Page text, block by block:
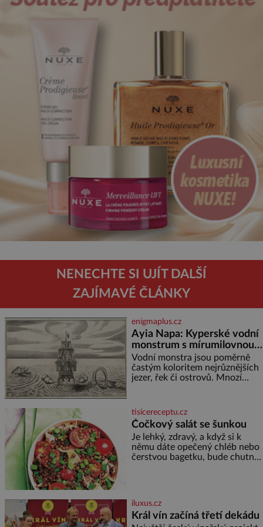
NENECHTE SI UJÍT DALŠÍ
ZAJÍMAVÉ ČLÁNKY
enigmaplus.cz
Ayia Napa: Kyperské vodní
monstrum s mírumilovnou
povahou
Vodní monstra jsou poměrně
častým koloritem nejrůznějších
jezer, řek či ostrovů. Mnozí
přitáhnout k němu pozornost
záhadám nakloněných turi
tisicereceptu.cz
Čočkový salát se šunkou
Je lehký, zdravý, a když si k
němu dáte opečený chléb nebo
čerstvou bagetku, bude chutnat
cibule 2 lžíce
iluxus.cz
Král vín začíná třetí dekádu